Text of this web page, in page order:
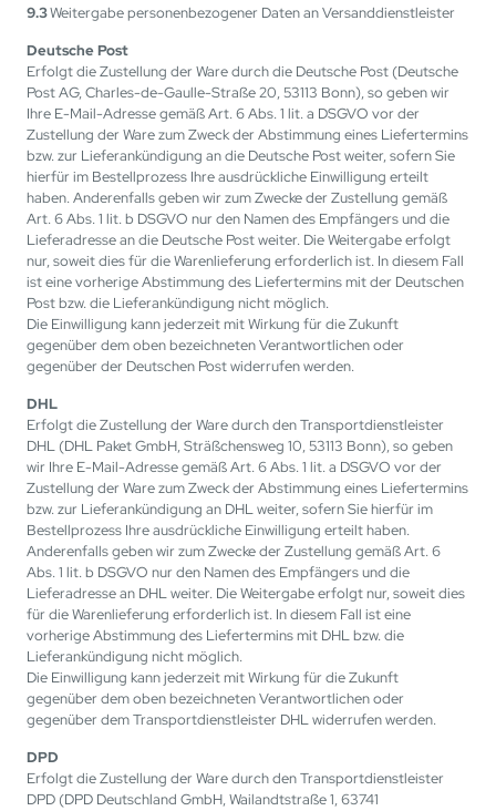
9.3Weitergabe personenbezogener Daten an Versanddienstleister
Deutsche Post
Erfolgt die Zustellung der Ware durch die Deutsche Post (Deutsche
Post AG, Charles-de-Gaulle-Straße 20, 53113 Bonn), so geben wir
Ihre E-Mail-Adresse gemäß Art. 6 Abs. 1 lit. a DSGVO vor der
Zustellung der Ware zum Zweck der Abstimmung eines Liefertermins
bzw. zur Lieferankündigung an die Deutsche Post weiter, sofern Sie
hierfür im Bestellprozess Ihre ausdrückliche Einwilligung erteilt
haben. Anderenfalls geben wir zum Zwecke der Zustellung gemäß
Art. 6 Abs. 1 lit. b DSGVO nur den Namen des Empfängers und die
Lieferadresse an die Deutsche Post weiter. Die Weitergabe erfolgt
nur, soweit dies für die Warenlieferung erforderlich ist. In diesem Fall
ist eine vorherige Abstimmung des Liefertermins mit der Deutschen
Post bzw. die Lieferankündigung nicht möglich.
Die Einwilligung kann jederzeit mit Wirkung für die Zukunft
gegenüber dem oben bezeichneten Verantwortlichen oder
gegenüber der Deutschen Post widerrufen werden.
DHL
Erfolgt die Zustellung der Ware durch den Transportdienstleister
DHL (DHL Paket GmbH, Sträßchensweg 10, 53113 Bonn), so geben
wir Ihre E-Mail-Adresse gemäß Art. 6 Abs. 1 lit. a DSGVO vor der
Zustellung der Ware zum Zweck der Abstimmung eines Liefertermins
bzw. zur Lieferankündigung an DHL weiter, sofern Sie hierfür im
Bestellprozess Ihre ausdrückliche Einwilligung erteilt haben.
Anderenfalls geben wir zum Zwecke der Zustellung gemäß Art. 6
Abs. 1 lit. b DSGVO nur den Namen des Empfängers und die
Lieferadresse an DHL weiter. Die Weitergabe erfolgt nur, soweit dies
für die Warenlieferung erforderlich ist. In diesem Fall ist eine
vorherige Abstimmung des Liefertermins mit DHL bzw. die
Lieferankündigung nicht möglich.
Die Einwilligung kann jederzeit mit Wirkung für die Zukunft
gegenüber dem oben bezeichneten Verantwortlichen oder
gegenüber dem Transportdienstleister DHL widerrufen werden.
DPD
Erfolgt die Zustellung der Ware durch den Transportdienstleister
DPD (DPD Deutschland GmbH, Wailandtstraße 1, 63741